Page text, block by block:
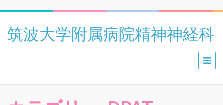
筑波大学附属病院精神神経科